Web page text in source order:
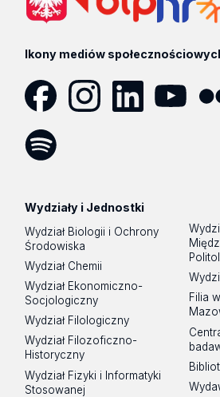
Ikony mediów
Wydziały i Jednostki
Wydział Biologii i Ochrony
Środowiska
Wydział Chemii
Wydział Ekonomiczno-
Socjologiczny
Wydział Filologiczny
Wydział Filozoficzno-
Historyczny
Wydział Fizyki i Informatyki
Stosowanej
Filia